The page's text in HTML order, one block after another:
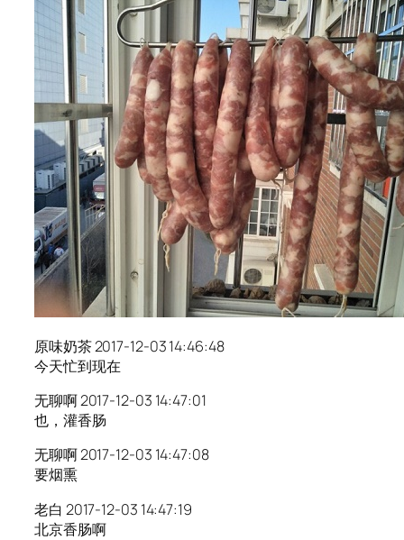
原味奶茶 2017-12-03 14:46:48
今天忙到现在
无聊啊 2017-12-03 14:47:01
也，灌香肠
无聊啊 2017-12-03 14:47:08
要烟熏
老白 2017-12-03 14:47:19
北京香肠啊